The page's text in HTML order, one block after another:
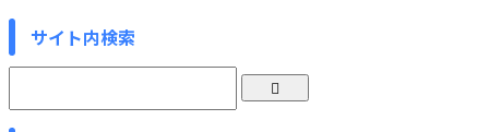
サイト内検索